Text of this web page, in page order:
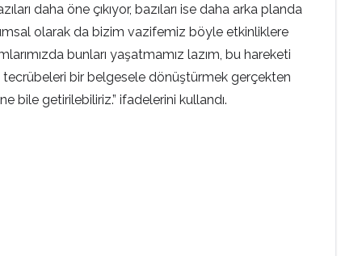
daha öne çıkıyor, bazıları ise daha arka planda
olarak da bizim vazifemiz böyle etkinliklere
bunları yaşatmamız lazım, bu hareketi
bir belgesele dönüştürmek gerçekten
bile getirilebiliriz.” ifadelerini kullandı.